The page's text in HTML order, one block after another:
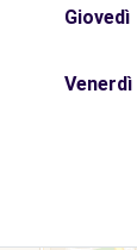
Giovedì
Venerdì